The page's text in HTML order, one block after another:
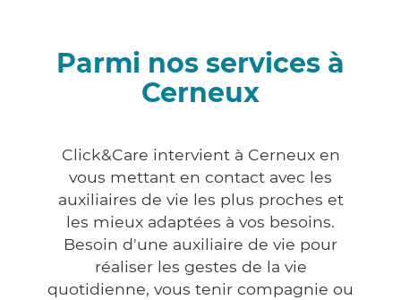
Parmi nos services à
Cerneux
Click&Care intervient à Cerneux en
vous mettant en contact avec les
auxiliaires de vie les plus proches et
les mieux adaptées à vos besoins.
Besoin d'une auxiliaire de vie pour
réaliser les gestes de la vie
quotidienne, vous tenir compagnie ou